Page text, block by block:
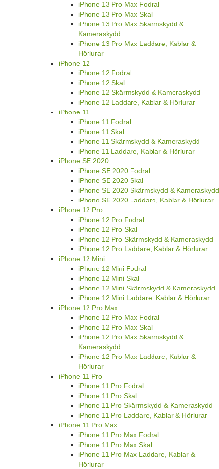
iPhone 13 Pro Max Fodral
iPhone 13 Pro Max Skal
iPhone 13 Pro Max Skärmskydd &
Kameraskydd
iPhone 13 Pro Max Laddare, Kablar &
Hörlurar
iPhone 12
iPhone 12 Fodral
iPhone 12 Skal
iPhone 12 Skärmskydd & Kameraskydd
iPhone 12 Laddare, Kablar & Hörlurar
iPhone 11
iPhone 11 Fodral
iPhone 11 Skal
iPhone 11 Skärmskydd & Kameraskydd
iPhone 11 Laddare, Kablar & Hörlurar
iPhone SE 2020
iPhone SE 2020 Fodral
iPhone SE 2020 Skal
iPhone SE 2020 Skärmskydd & Kameraskydd
iPhone SE 2020 Laddare, Kablar & Hörlurar
iPhone 12 Pro
iPhone 12 Pro Fodral
iPhone 12 Pro Skal
iPhone 12 Pro Skärmskydd & Kameraskydd
iPhone 12 Pro Laddare, Kablar & Hörlurar
iPhone 12 Mini
iPhone 12 Mini Fodral
iPhone 12 Mini Skal
iPhone 12 Mini Skärmskydd & Kameraskydd
iPhone 12 Mini Laddare, Kablar & Hörlurar
iPhone 12 Pro Max
iPhone 12 Pro Max Fodral
iPhone 12 Pro Max Skal
iPhone 12 Pro Max Skärmskydd &
Kameraskydd
iPhone 12 Pro Max Laddare, Kablar &
Hörlurar
iPhone 11 Pro
iPhone 11 Pro Fodral
iPhone 11 Pro Skal
iPhone 11 Pro Skärmskydd & Kameraskydd
iPhone 11 Pro Laddare, Kablar & Hörlurar
iPhone 11 Pro Max
iPhone 11 Pro Max Fodral
iPhone 11 Pro Max Skal
iPhone 11 Pro Max Laddare, Kablar &
Hörlurar